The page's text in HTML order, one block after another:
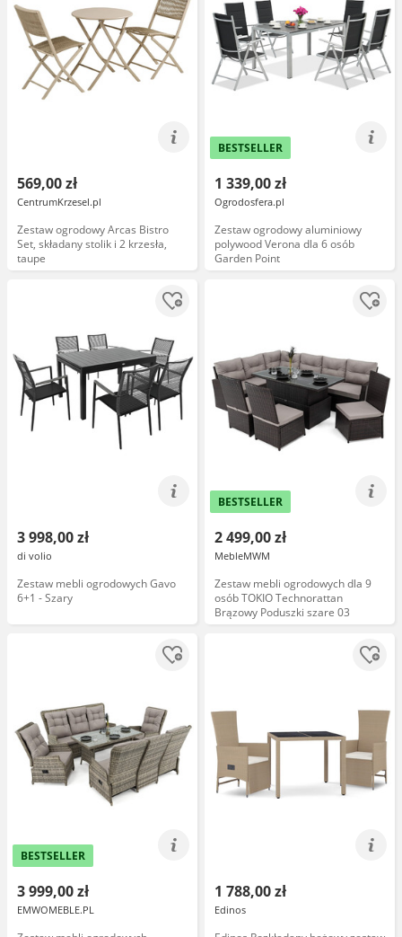
569,00 zł
CentrumKrzesel.pl
Zestaw ogrodowy Arcas Bistro
Set, składany stolik i 2 krzesła,
taupe
BESTSELLER
1 339,00 zł
Ogrodosfera.pl
Zestaw ogrodowy aluminiowy
polywood Verona dla 6 osób
Garden Point
3 998,00 zł
di volio
Zestaw mebli ogrodowych Gavo
6+1 - Szary
BESTSELLER
2 499,00 zł
MebleMWM
Zestaw mebli ogrodowych dla 9
osób TOKIO Technorattan
Brązowy Poduszki szare 03
BESTSELLER
3 999,00 zł
EMWOMEBLE.PL
1 788,00 zł
Edinos